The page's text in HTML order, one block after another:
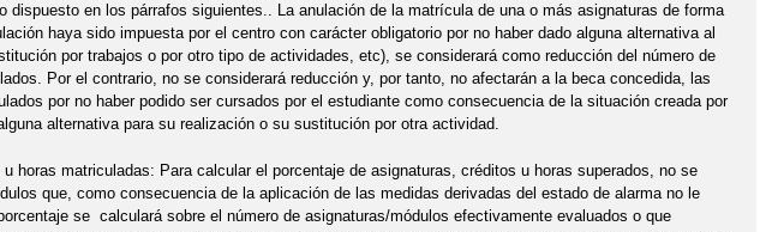
dispuesto en los párrafos siguientes.. La anulación de la matrícula de una o más asignaturas de forma
haya sido impuesta por el centro con carácter obligatorio por no haber dado alguna alternativa al
por trabajos o por otro tipo de actividades, etc), se considerará como reducción del número de
Por el contrario, no se considerará reducción y, por tanto, no afectarán a la beca concedida, las
por no haber podido ser cursados por el estudiante como consecuencia de la situación creada por
alternativa para su realización o su sustitución por otra actividad.
horas matriculadas: Para calcular el porcentaje de asignaturas, créditos u horas superados, no se
que, como consecuencia de la aplicación de las medidas derivadas del estado de alarma no le
se calculará sobre el número de asignaturas/módulos efectivamente evaluados o que